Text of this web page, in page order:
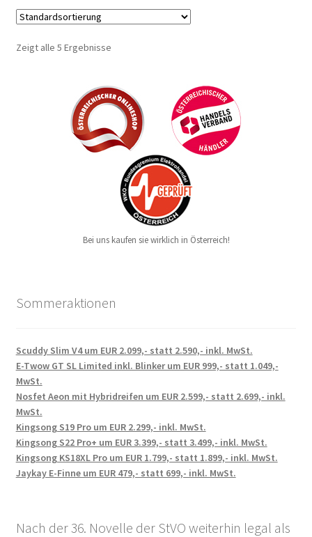
Zeigt alle 5 Ergebnisse
Bei uns kaufen sie wirklich in Österreich!
Sommeraktionen
Scuddy Slim V4 um EUR 2.099,- statt 2.590,- inkl. MwSt.
E-Twow GT SL Limited inkl. Blinker um EUR 999,- statt 1.049,-
MwSt.
Nosfet Aeon mit Hybridreifen um EUR 2.599,- statt 2.699,- inkl.
MwSt.
Kingsong S19 Pro um EUR 2.299,- inkl. MwSt.
Kingsong S22 Pro+ um EUR 3.399,- statt 3.499,- inkl. MwSt.
Kingsong KS18XL Pro um EUR 1.799,- statt 1.899,- inkl. MwSt.
Jaykay E-Finne um EUR 479,- statt 699,- inkl. MwSt.
Nach der 36. Novelle der StVO weiterhin legal als